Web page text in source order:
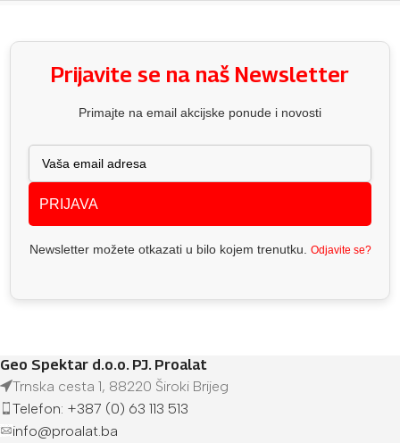
Prijavite se na naš Newsletter
Primajte na email akcijske ponude i novosti
PRIJAVA
Newsletter možete otkazati u bilo kojem trenutku. Odjavite se?
Geo Spektar d.o.o. PJ. Proalat
Trnska cesta 1, 88220 Široki Brijeg
Telefon: +387 (0) 63 113 513
info@proalat.ba